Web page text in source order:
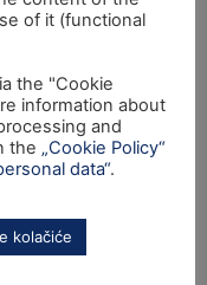
of it (functional
the "Cookie
information about
and
the „Cookie Policy“
data“.
kolačiće